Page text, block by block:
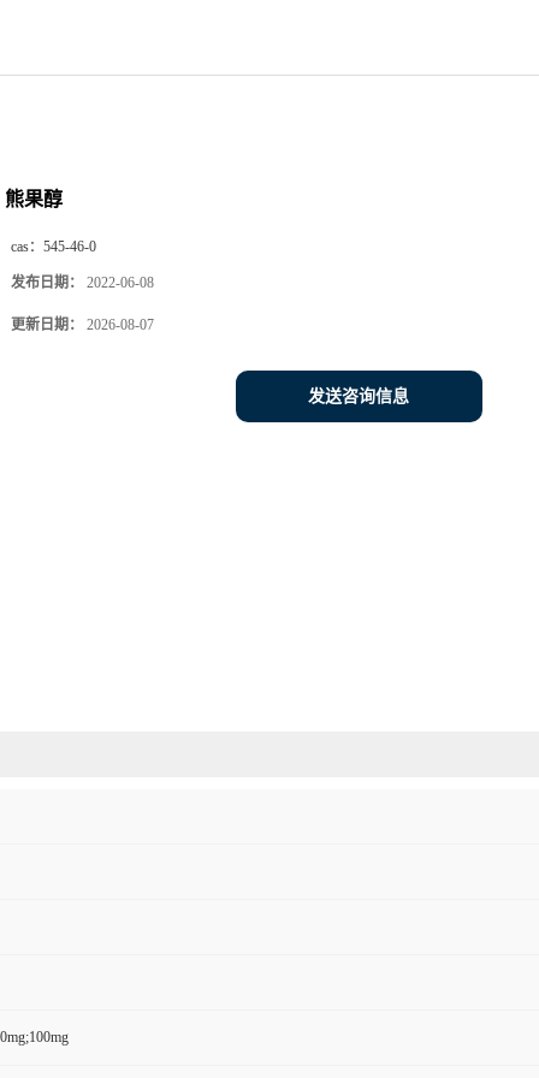
熊果醇
cas： 545-46-0
发布日期： 2022-06-08
更新日期： 2026-08-07
发送咨询信息